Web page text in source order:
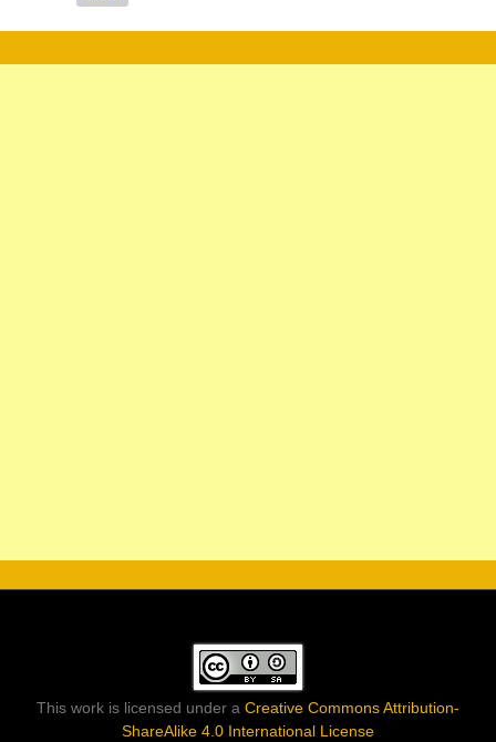
This work is licensed under a Creative Commons Attribution-
ShareAlike 4.0 International License